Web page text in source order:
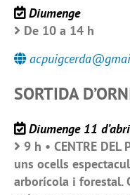
Diumenge
De 10 a 14 h
SORTIDA
Diumenge 11
9 h • CENTRE DEL
uns ocells
arborícola i forestal.